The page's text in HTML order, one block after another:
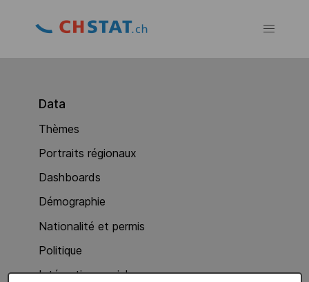
Data
Thèmes
Portraits régionaux
Dashboards
Démographie
Nationalité et permis
Politique
Intégration sociale